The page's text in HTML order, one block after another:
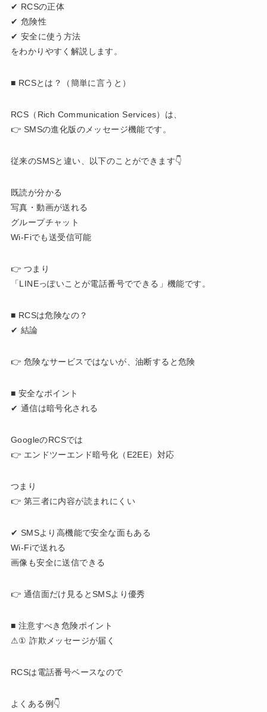
✔ RCSの正体
✔ 危険性
✔ 安全に使う方法
をわかりやすく解説します。
■ RCSとは？（簡単に言うと）
RCS（Rich Communication Services）は、
👉 SMSの進化版のメッセージ機能です。
従来のSMSと違い、以下のことができます👇
既読が分かる
写真・動画が送れる
グループチャット
Wi-Fiでも送受信可能
👉 つまり
「LINEっぽいことが電話番号でできる」機能です。
■ RCSは危険なの？
✔ 結論
👉 危険なサービスではないが、油断すると危険
■ 安全なポイント
✔ 通信は暗号化される
GoogleのRCSでは
👉 エンドツーエンド暗号化（E2EE）対応
つまり
👉 第三者に内容が読まれにくい
✔ SMSより高機能で安全な面もある
Wi-Fiで送れる
画像も安全に送信できる
👉 通信面だけ見るとSMSより優秀
■ 注意すべき危険ポイント
⚠① 詐欺メッセージが届く
RCSは電話番号ベースなので
よくある例👇